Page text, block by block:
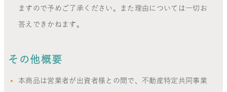
ますので予めご了承ください。また理由については一切お
答えできかねます。
その他概要
本商品は営業者が出資者様との間で、不動産特定共同事業